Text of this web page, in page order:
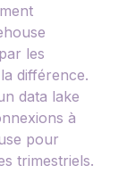
les
différence.
data lake
à
pour
trimestriels.